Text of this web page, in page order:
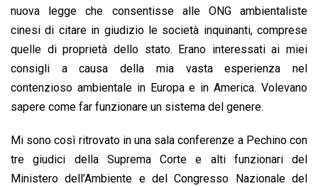
nuova legge che consentisse alle ONG ambientaliste
cinesi di citare in giudizio le società inquinanti, comprese
quelle di proprietà dello stato. Erano interessati ai miei
consigli a causa della mia vasta esperienza nel
contenzioso ambientale in Europa e in America. Volevano
sapere come far funzionare un sistema del genere.
Mi sono così ritrovato in una sala conferenze a Pechino con
tre giudici della Suprema Corte e alti funzionari del
Ministero dell’Ambiente e del Congresso Nazionale del